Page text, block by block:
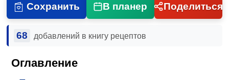
Сохранить В планер Поделиться
68 добавлений в книгу рецептов
Оглавление